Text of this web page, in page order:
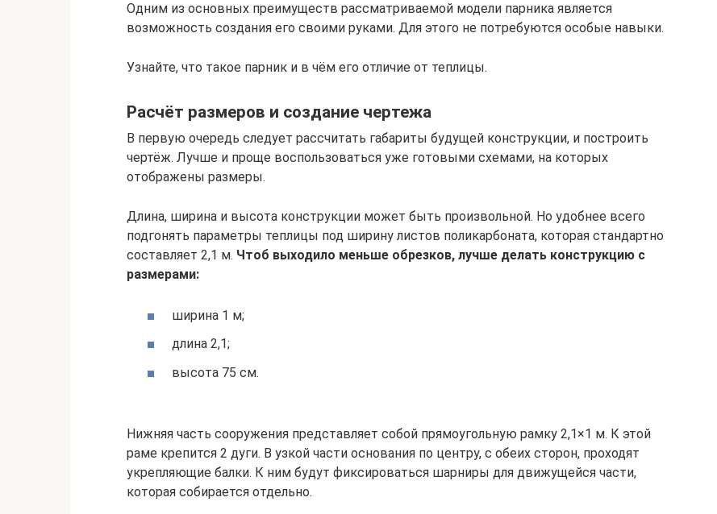
Одним из основных преимуществ рассматриваемой модели парника является
возможность создания его своими руками. Для этого не потребуются особые навыки.
Узнайте, что такое парник и в чём его отличие от теплицы.
Расчёт размеров и создание чертежа
В первую очередь следует рассчитать габариты будущей конструкции, и построить
чертёж. Лучше и проще воспользоваться уже готовыми схемами, на которых
отображены размеры.
Длина, ширина и высота конструкции может быть произвольной. Но удобнее всего
подгонять параметры теплицы под ширину листов поликарбоната, которая стандартно
составляет 2,1 м. Чтоб выходило меньше обрезков, лучше делать конструкцию с
размерами:
ширина 1 м;
длина 2,1;
высота 75 см.
Нижняя часть сооружения представляет собой прямоугольную рамку 2,1×1 м. К этой
раме крепится 2 дуги. В узкой части основания по центру, с обеих сторон, проходят
укрепляющие балки. К ним будут фиксироваться шарниры для движущейся части,
которая собирается отдельно.